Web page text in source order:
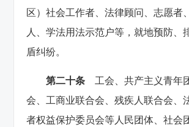
区）社会工作者、法律顾问、志愿者
人、学法用法示范户等，就地预防、
盾纠纷。
第二十条
工会、共产主义青年
会、工商业联合会、残疾人联合会、
者权益保护委员会等人民团体、社会